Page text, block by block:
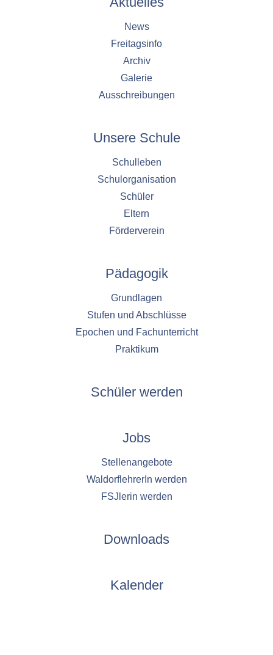
News
Freitagsinfo
Archiv
Galerie
Ausschreibungen
Unsere Schule
Schulleben
Schulorganisation
Schüler
Eltern
Förderverein
Pädagogik
Grundlagen
Stufen und Abschlüsse
Epochen und Fachunterricht
Praktikum
Schüler werden
Jobs
Stellenangebote
WaldorflehrerIn werden
FSJlerin werden
Downloads
Kalender